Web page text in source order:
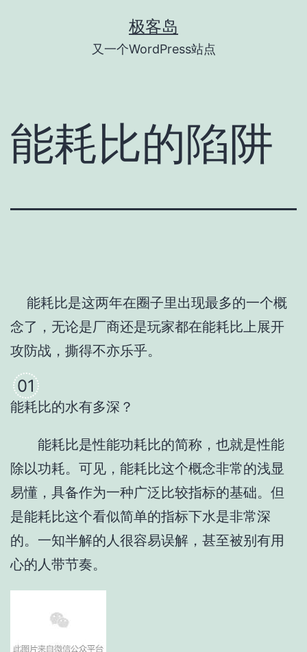
极客岛
又一个WordPress站点
能耗比的陷阱
能耗比是这两年在圈子里出现最多的一个概
念了，无论是厂商还是玩家都在能耗比上展开
攻防战，撕得不亦乐乎。
01
能耗比的水有多深？
能耗比是性能功耗比的简称，也就是性能
除以功耗。可见，能耗比这个概念非常的浅显
易懂，具备作为一种广泛比较指标的基础。但
是能耗比这个看似简单的指标下水是非常深
的。一知半解的人很容易误解，甚至被别有用
心的人带节奏。